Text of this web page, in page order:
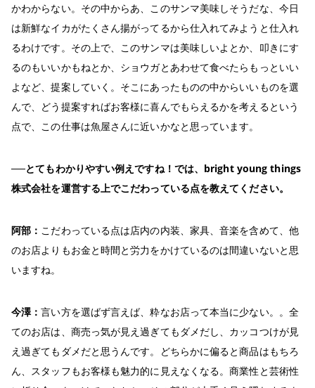
かわからない。その中からあ、このサンマ美味しそうだな、今日
は新鮮なイカがたくさん揚がってるから仕入れてみようと仕入れ
るわけです。その上で、このサンマは美味しいよとか、叩きにす
るのもいいかもねとか、ショウガとあわせて食べたらもっといい
よなど、提案していく。そこにあったものの中からいいものを選
んで、どう提案すればお客様に喜んでもらえるかを考えるという
点で、この仕事は魚屋さんに近いかなと思っています。
──とてもわかりやすい例えですね！では、bright young things
株式会社を運営する上でこだわっている点を教えてください。
阿部： こだわっている点は店内の内装、家具、音楽を含めて、他
のお店よりもお金と時間と労力をかけているのは間違いないと思
いますね。
今澤：言い方を選ばず言えば、粋なお店って本当に少ない。。全
てのお店は、商売っ気が見え過ぎてもダメだし、カッコつけが見
え過ぎてもダメだと思うんです。どちらかに偏ると商品はもちろ
ん、スタッフもお客様も魅力的に見えなくなる。商業性と芸術性